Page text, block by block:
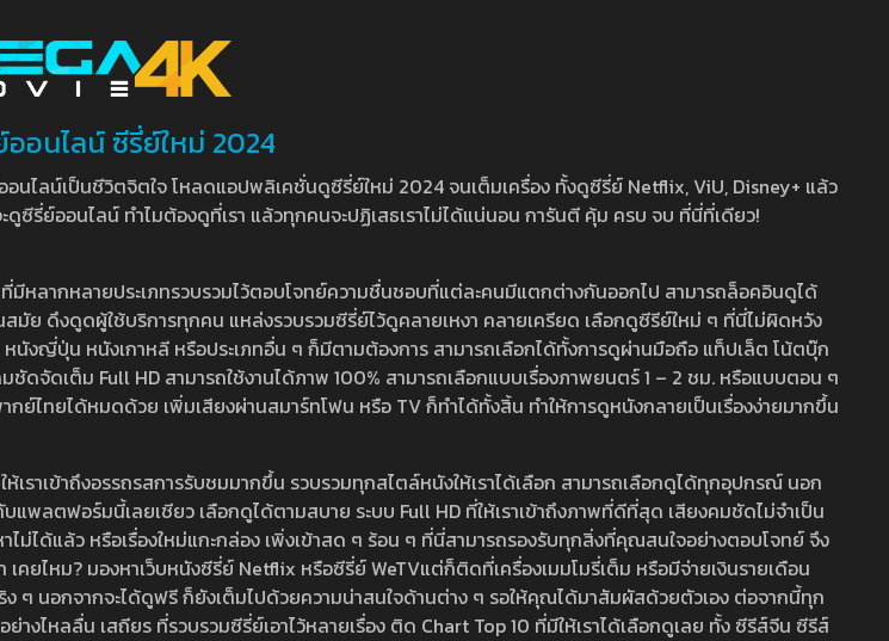
ออนไลน์ ซีรี่ย์ใหม่ 2024
ไลน์เป็นชีวิตจิตใจ โหลดแอปพลิเคชั่นดูซีรี่ย์ใหม่ 2024 จนเต็มเครื่อง ทั้งดูซีรี่ย์ Netflix, ViU, Disney+ แล้ว
ดูซีรี่ย์ออนไลน์ ทำไมต้องดูที่เรา แล้วทุกคนจะปฏิเสธเราไม่ได้แน่นอน การันตี คุ้ม ครบ จบ ที่นี่ที่เดียว!
หลากหลายประเภทรวบรวมไว้ตอบโจทย์ความชื่นชอบที่แต่ละคนมีแตกต่างกันออกไป สามารถล็อคอินดูได้
มัย ดึงดูดผู้ใช้บริการทุกคน แหล่งรวบรวมซีรี่ย์ไว้ดูคลายเหงา คลายเครียด เลือกดูซีรีย์ใหม่ ๆ ที่นี่ไม่ผิดหวัง
งญี่ปุ่น หนังเกาหลี หรือประเภทอื่น ๆ ก็มีตามต้องการ สามารถเลือกได้ทั้งการดูผ่านมือถือ แท็ปเล็ต โน้ตบุ๊ก
จัดเต็ม Full HD สามารถใช้งานได้ภาพ 100% สามารถเลือกแบบเรื่องภาพยนตร์ 1 – 2 ชม. หรือแบบตอน ๆ
ไทยได้หมดด้วย เพิ่มเสียงผ่านสมาร์ทโฟน หรือ TV ก็ทำได้ทั้งสิ้น ทำให้การดูหนังกลายเป็นเรื่องง่ายมากขึ้น
าเข้าถึงอรรถรสการรับชมมากขึ้น รวบรวมทุกสไตล์หนังให้เราได้เลือก สามารถเลือกดูได้ทุกอุปกรณ์ นอก
ลตฟอร์มนี้เลยเชียว เลือกดูได้ตามสบาย ระบบ Full HD ที่ให้เราเข้าถึงภาพที่ดีที่สุด เสียงคมชัดไม่จำเป็น
ไม่ได้แล้ว หรือเรื่องใหม่แกะกล่อง เพิ่งเข้าสด ๆ ร้อน ๆ ที่นี่สามารถรองรับทุกสิ่งที่คุณสนใจอย่างตอบโจทย์ จึง
คยไหม? มองหาเว็บหนังซีรี่ย์ Netflix หรือซีรี่ย์ WeTVแต่ก็ติดที่เครื่องเมมโมรี่เต็ม หรือมีจ่ายเงินรายเดือน
ๆ นอกจากจะได้ดูฟรี ก็ยังเต็มไปด้วยความน่าสนใจด้านต่าง ๆ รอให้คุณได้มาสัมผัสด้วยตัวเอง ต่อจากนี้ทุก
ไหลลื่น เสถียร ที่รวบรวมซีรี่ย์เอาไว้หลายเรื่อง ติด Chart Top 10 ที่มีให้เราได้เลือกดูเลย ทั้ง ซีรีส์จีน ซีรีส์